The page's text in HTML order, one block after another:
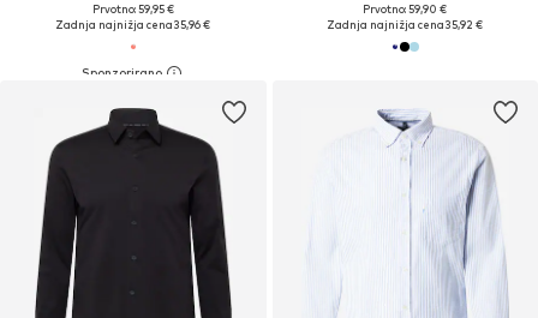
Prvotno: 59,95 €
Zadnja najnižja cena35,96 €
Prvotno: 59,90 €
Zadnja najnižja cena35,92 €